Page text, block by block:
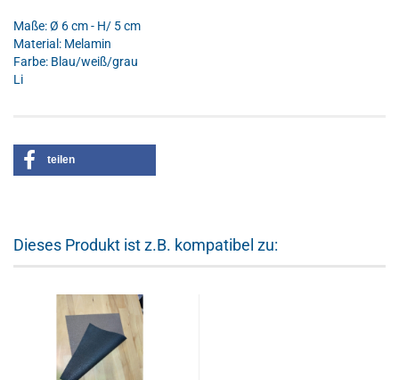
Maße: Ø 6 cm - H/ 5 cm
Material: Melamin
Farbe: Blau/weiß/grau
Li
teilen
Dieses Produkt ist z.B. kompatibel zu: